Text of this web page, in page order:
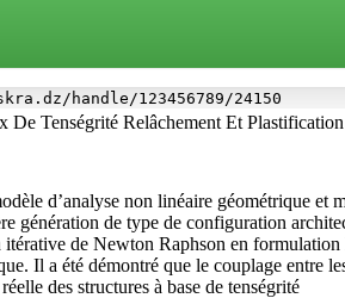
handle/123456789/24150
Tenségrité Relâchement Et
d’analyse non linéaire géométrique et
génération de type de configuration
de Newton Raphson en
Il a été démontré que le couplage entre
des structures à base de tenségrité